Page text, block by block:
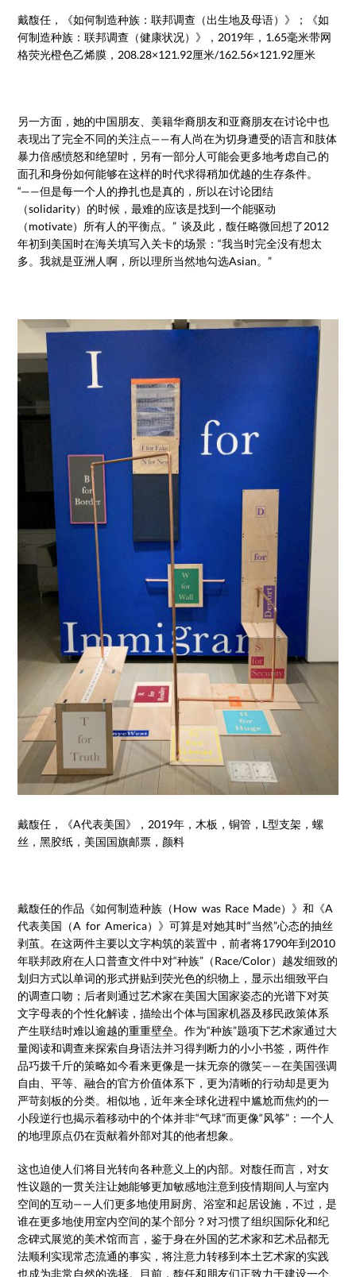
戴馥任，《如何制造种族：联邦调查（出生地及母语）》；《如
何制造种族：联邦调查（健康状况）》，2019年，1.65毫米带网
格荧光橙色乙烯膜，208.28×121.92厘米/162.56×121.92厘米
另一方面，她的中国朋友、美籍华裔朋友和亚裔朋友在讨论中也
表现出了完全不同的关注点——有人尚在为切身遭受的语言和肢体
暴力倍感愤怒和绝望时，另有一部分人可能会更多地考虑自己的
面孔和身份如何能够在这样的时代求得稍加优越的生存条件。
“——但是每一个人的挣扎也是真的，所以在讨论团结
（solidarity）的时候，最难的应该是找到一个能驱动
（motivate）所有人的平衡点。” 谈及此，馥任略微回想了2012
年初到美国时在海关填写入关卡的场景：“我当时完全没有想太
多。我就是亚洲人啊，所以理所当然地勾选Asian。”
戴馥任，《A代表美国》，2019年，木板，铜管，L型支架，螺
丝，黑胶纸，美国国旗邮票，颜料
戴馥任的作品《如何制造种族（How was Race Made）》和《A
代表美国（A for America）》可算是对她其时“当然”心态的抽丝
剥茧。在这两件主要以文字构筑的装置中，前者将1790年到2010
年联邦政府在人口普查文件中对“种族”（Race/Color）越发细致的
划归方式以单词的形式拼贴到荧光色的织物上，显示出细致平白
的调查口吻；后者则通过艺术家在美国大国家姿态的光谱下对英
文字母表的个性化解读，描绘出个体与国家机器及移民政策体系
产生联结时难以逾越的重重壁垒。作为“种族”题项下艺术家通过大
量阅读和调查来探索自身语法并习得判断力的小小书签，两件作
品巧拨千斤的策略如今看来更像是一抹无奈的微笑——在美国强调
自由、平等、融合的官方价值体系下，更为清晰的行动却是更为
严苛刻板的分类。相似地，近年来全球化进程中尴尬而焦灼的一
小段逆行也揭示着移动中的个体并非“气球”而更像“风筝”：一个人
的地理原点仍在贡献着外部对其的他者想象。
这也迫使人们将目光转向各种意义上的内部。对馥任而言，对女
性议题的一贯关注让她能够更加敏感地注意到疫情期间人与室内
空间的互动——人们更多地使用厨房、浴室和起居设施，不过，是
谁在更多地使用室内空间的某个部分？对习惯了组织国际化和纪
念碑式展览的美术馆而言，鉴于身在外国的艺术家和艺术品都无
法顺利实现常态流通的事实，将注意力转移到本土艺术家的实践
也成为非常自然的选择。目前，馥任和朋友们正致力于建设一个